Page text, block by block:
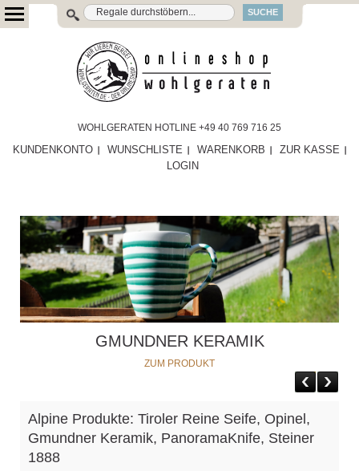
SUCHE
WOHLGERATEN HOTLINE +49 40 769 716 25
KUNDENKONTO WUNSCHLISTE WARENKORB
ZUR KASSE
LOGIN
GMUNDNER KERAMIK
ZUM PRODUKT
Alpine Produkte: Tiroler Reine Seife, Opinel,
Gmundner Keramik, PanoramaKnife, Steiner
1888